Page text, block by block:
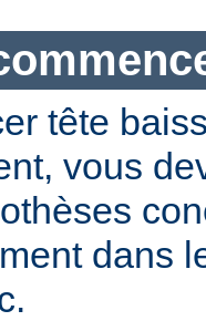
tête
vous
dans